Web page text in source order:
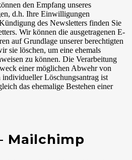
den Empfang unseres
d.h. Ihre Einwilligungen
des Newsletters finden Sie
Wir können die ausgetragenen E-
auf Grundlage unserer berechtigten
sie löschen, um eine ehemals
zu können. Die Verarbeitung
einer möglichen Abwehr von
Löschungsantrag ist
das ehemalige Bestehen einer
Mailchimp